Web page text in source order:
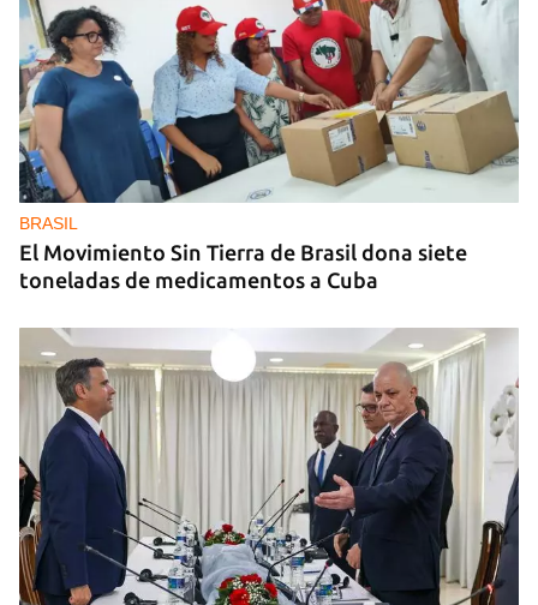
BRASIL
El Movimiento Sin Tierra de Brasil dona siete
toneladas de medicamentos a Cuba